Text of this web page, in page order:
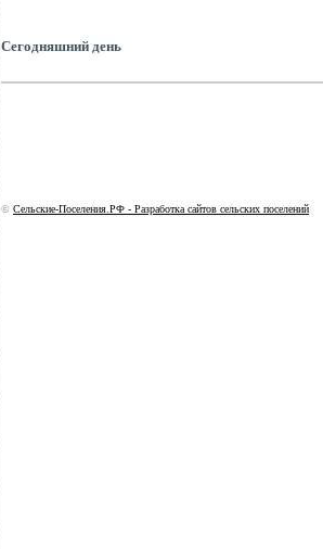
Сегодняшний день
© Сельские-Поселения.РФ - Разработка сайтов сельских поселений